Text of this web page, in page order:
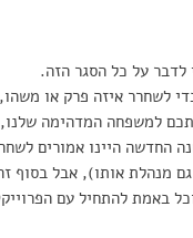
על כל הסגר הזה.
לשחרר איזה פרק או
למשפחה המדהימה
החדשה היינו אמורים
מנהלת אותו), אבל בסוף
באמת להתחיל עם